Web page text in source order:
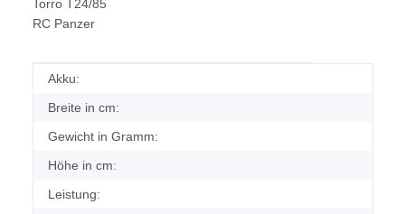
Torro T24/85
RC Panzer
Produkteigenschaft
Wert
Akku:
Breite in cm:
Gewicht in Gramm:
Höhe in cm:
Leistung: